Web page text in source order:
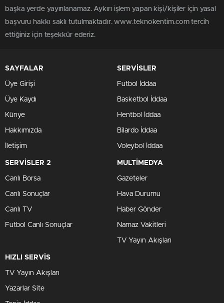
başka yerde yayınlanamaz. Aykırı işlem yapan kişi/kişiler için yasal
başvuru hakkı saklı tutulmaktadır. www.teknokentim.com tercih
ettiğiniz için teşekkür ederiz.
SAYFALAR
Üye Girişi
Üye Kaydı
Künye
Hakkımızda
İletişim
SERVİSLER
Futbol İddaa
Basketbol İddaa
Hentbol İddaa
Bilardo İddaa
Voleybol İddaa
SERVİSLER 2
Canlı Borsa
Canlı Sonuçlar
Canlı TV
Futbol Canlı Sonuçlar
MULTİMEDYA
Gazeteler
Hava Durumu
Haber Gönder
Namaz Vakitleri
TV Yayın Akışları
HIZLI SERVİS
TV Yayın Akışları
Yazarlar Site